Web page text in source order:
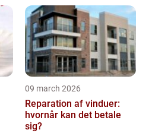
09 march 2026
Reparation af vinduer:
hvornår kan det betale
sig?